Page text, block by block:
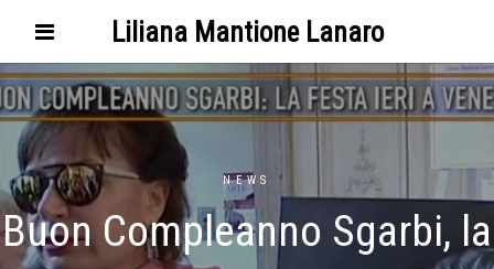
Liliana Mantione Lanaro
NEWS
Buon Compleanno Sgarbi, la